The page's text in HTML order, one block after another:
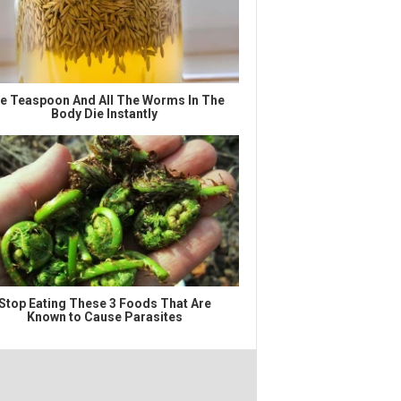
Teaspoon And All The Worms In The
Body Die Instantly
Eating These 3 Foods That Are
Known to Cause Parasites